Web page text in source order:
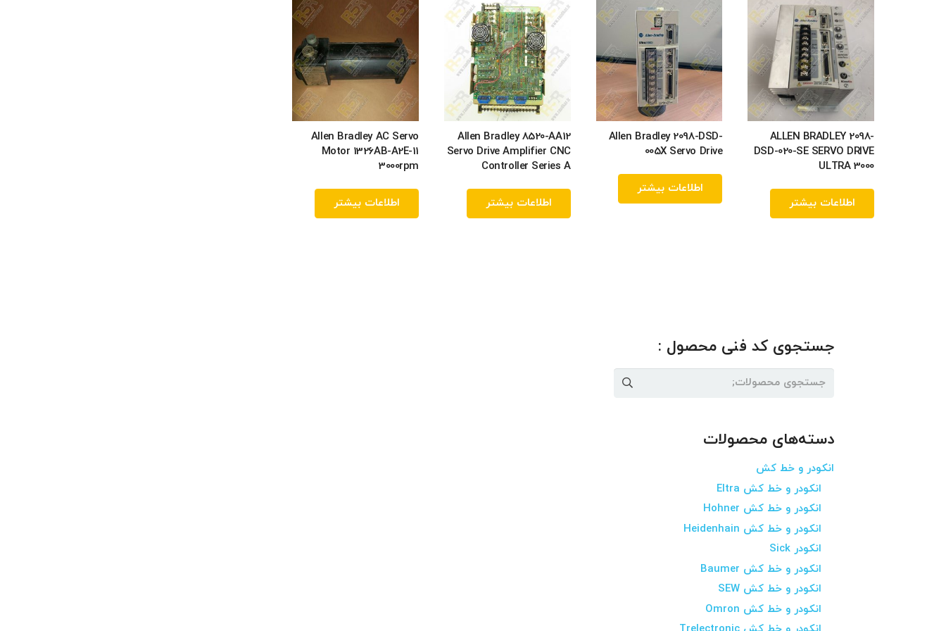
ALLEN BRADLEY 2098-
DSD-020-SE SERVO DRIVE
ULTRA 3000
اطلاعات بیشتر
Allen Bradley 2098-DSD-
005X Servo Drive
اطلاعات بیشتر
Allen Bradley 8520-AA12
Servo Drive Amplifier CNC
Controller Series A
اطلاعات بیشتر
Allen Bradley AC Servo
Motor 1326AB-A2E-11
3000rpm
اطلاعات بیشتر
جستجوی کد فنی محصول :
جستجو
برای:
دسته‌های محصولات
انکودر و خط کش
انکودر و خط کش Eltra
انکودر و خط کش Hohner
انکودر و خط کش Heidenhain
انکودر Sick
انکودر و خط کش Baumer
انکودر و خط کش SEW
انکودر و خط کش Omron